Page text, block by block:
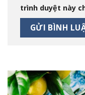
trình duyệt này